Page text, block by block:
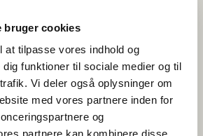
bruger cookies
at tilpasse vores indhold og
funktioner til sociale medier og til
Vi deler også oplysninger om
med vores partnere inden for
og
partnere kan kombinere disse
en viktig uppgift i att bli ännu bättre på
säger Anna Foucard.